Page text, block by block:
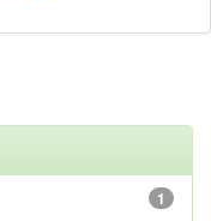
1